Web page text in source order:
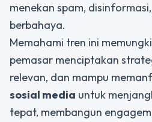
menekan spam,
berbahaya.
Memahami tren ini
pemasar menciptakan
relevan, dan mampu
sosial media untuk
tepat, membangun